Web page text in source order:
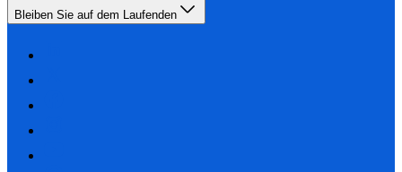
Bleiben Sie auf dem Laufenden